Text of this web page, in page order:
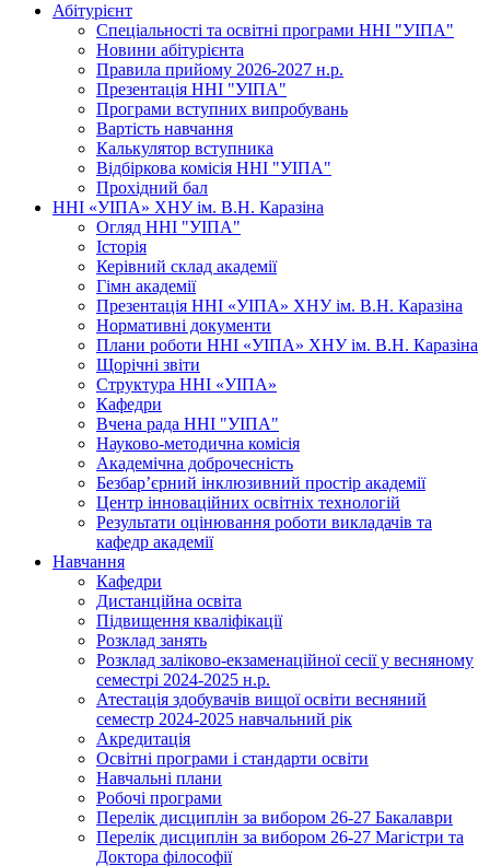
Абітурієнт
Спеціальності та освітні програми ННІ "УІПА"
Новини абітурієнта
Правила прийому 2026-2027 н.р.
Презентація ННІ "УІПА"
Програми вступних випробувань
Вартість навчання
Калькулятор вступника
Відбіркова комісія ННІ "УІПА"
Прохідний бал
ННІ «УІПА» ХНУ ім. В.Н. Каразіна
Огляд ННІ "УІПА"
Історія
Керівний склад академії
Гімн академії
Презентація ННІ «УІПА» ХНУ ім. В.Н. Каразіна
Нормативні документи
Плани роботи ННІ «УІПА» ХНУ ім. В.Н. Каразіна
Щорічні звіти
Структура ННІ «УІПА»
Кафедри
Вчена рада ННІ "УІПА"
Науково-методична комісія
Академічна доброчесність
Безбар’єрний інклюзивний простір академії
Центр інноваційних освітніх технологій
Результати оцінювання роботи викладачів та
кафедр академії
Навчання
Кафедри
Дистанційна освіта
Підвищення кваліфікації
Розклад занять
Розклад заліково-екзаменаційної сесії у весняному
семестрі 2024-2025 н.р.
Атестація здобувачів вищої освіти весняний
семестр 2024-2025 навчальний рік
Акредитація
Освітні програми і стандарти освіти
Навчальні плани
Робочі програми
Перелік дисциплін за вибором 26-27 Бакалаври
Перелік дисциплін за вибором 26-27 Магістри та
Доктора філософії